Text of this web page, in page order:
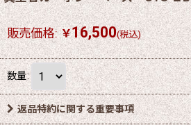
販売価格: ￥16,500(税込)
数量:
返品特約に関する重要事項